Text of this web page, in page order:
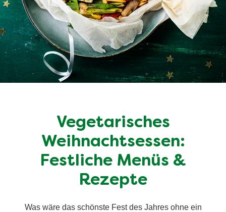
Vegetarisches
Weihnachtsessen:
Festliche Menüs &
Rezepte
Was wäre das schönste Fest des Jahres ohne ein